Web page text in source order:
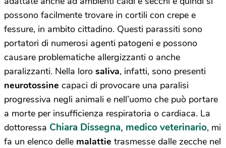
possono facilmente trovare in cortili con crepe e
fessure, in ambito cittadino. Questi parassiti sono
portatori di numerosi agenti patogeni e possono
causare problematiche allergizzanti o anche
paralizzanti. Nella loro saliva, infatti, sono presenti
neurotossine capaci di provocare una paralisi
progressiva negli animali e nell’uomo che può portare
a morte per insufficienza respiratoria o cardiaca. La
dottoressa Chiara Dissegna, medico veterinario, mi
fa un elenco delle malattie trasmesse dalle zecche nel